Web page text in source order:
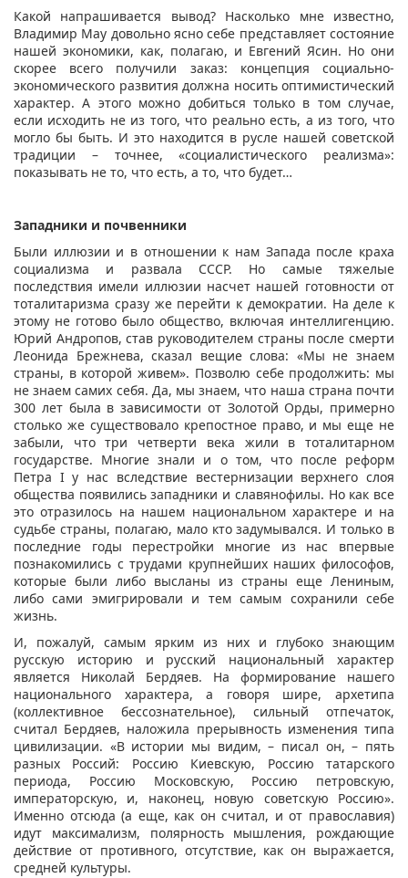
Какой напрашивается вывод? Насколько мне известно,
Владимир Мау довольно ясно себе представляет состояние
нашей экономики, как, полагаю, и Евгений Ясин. Но они
скорее всего получили заказ: концепция социально-
экономического развития должна носить оптимистический
характер. А этого можно добиться только в том случае,
если исходить не из того, что реально есть, а из того, что
могло бы быть. И это находится в русле нашей советской
традиции – точнее, «социалистического реализма»:
показывать не то, что есть, а то, что будет…
Западники и почвенники
Были иллюзии и в отношении к нам Запада после краха
социализма и развала СССР. Но самые тяжелые
последствия имели иллюзии насчет нашей готовности от
тоталитаризма сразу же перейти к демократии. На деле к
этому не готово было общество, включая интеллигенцию.
Юрий Андропов, став руководителем страны после смерти
Леонида Брежнева, сказал вещие слова: «Мы не знаем
страны, в которой живем». Позволю себе продолжить: мы
не знаем самих себя. Да, мы знаем, что наша страна почти
300 лет была в зависимости от Золотой Орды, примерно
столько же существовало крепостное право, и мы еще не
забыли, что три четверти века жили в тоталитарном
государстве. Многие знали и о том, что после реформ
Петра I у нас вследствие вестернизации верхнего слоя
общества появились западники и славянофилы. Но как все
это отразилось на нашем национальном характере и на
судьбе страны, полагаю, мало кто задумывался. И только в
последние годы перестройки многие из нас впервые
познакомились с трудами крупнейших наших философов,
которые были либо высланы из страны еще Лениным,
либо сами эмигрировали и тем самым сохранили себе
жизнь.
И, пожалуй, самым ярким из них и глубоко знающим
русскую историю и русский национальный характер
является Николай Бердяев. На формирование нашего
национального характера, а говоря шире, архетипа
(коллективное бессознательное), сильный отпечаток,
считал Бердяев, наложила прерывность изменения типа
цивилизации. «В истории мы видим, – писал он, – пять
разных Россий: Россию Киевскую, Россию татарского
периода, Россию Московскую, Россию петровскую,
императорскую, и, наконец, новую советскую Россию».
Именно отсюда (а еще, как он считал, и от православия)
идут максимализм, полярность мышления, рождающие
действие от противного, отсутствие, как он выражается,
средней культуры.